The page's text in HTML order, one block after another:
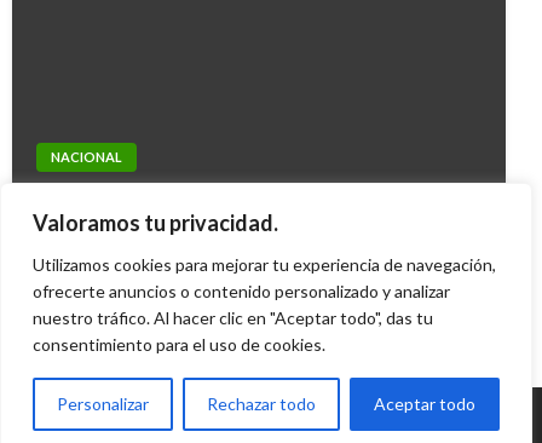
Valoramos tu privacidad.
Utilizamos cookies para mejorar tu experiencia de navegación,
ofrecerte anuncios o contenido personalizado y analizar
nuestro tráfico. Al hacer clic en "Aceptar todo", das tu
consentimiento para el uso de cookies.
Personalizar Rechazar todo Aceptar todo
NACIONAL
partido entre Cali y Medellín
Mateo Clavijo miércoles junio 3, 2015
NACIONAL
1.500 estudiantes de colegios oficiales vivirán
Iván Briceño jueves agosto 8, 2019